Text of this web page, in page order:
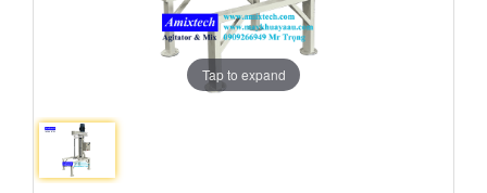
Tap to expand